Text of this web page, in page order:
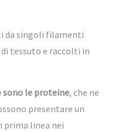
da singoli filamenti
tessuto e raccolti in
sono le proteine, che ne
presentare un
prima linea nei